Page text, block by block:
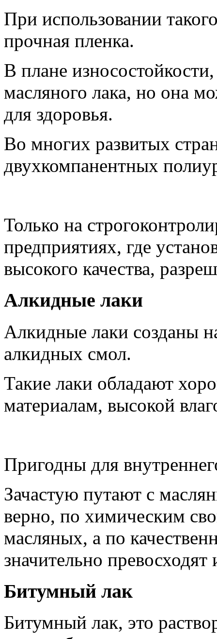
При использовании
прочная пленка.
В плане
масляного лака, но она
для здоровья.
Во многих развитых
двухкомпанентных
Только на
предприятиях, где
высокого качества,
Алкидные лаки
Алкидные лаки созданы
алкидных смол.
Такие лаки обладают
материалам, высокой
Пригодны для
Зачастую путают с
верно, по химическим
масляных, а по
значительно превосходят
Битумный лак
Битумный лак, это